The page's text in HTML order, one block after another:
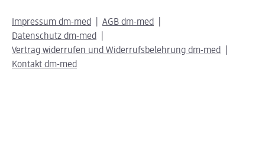
Impressum dm-med
AGB dm-med
Datenschutz dm-med
Vertrag widerrufen und Widerrufsbelehrung dm-med
Kontakt dm-med